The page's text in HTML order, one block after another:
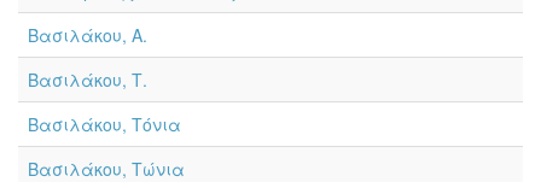
Βασιλάκου, Α.
Βασιλάκου, Τ.
Βασιλάκου, Τόνια
Βασιλάκου, Τώνια